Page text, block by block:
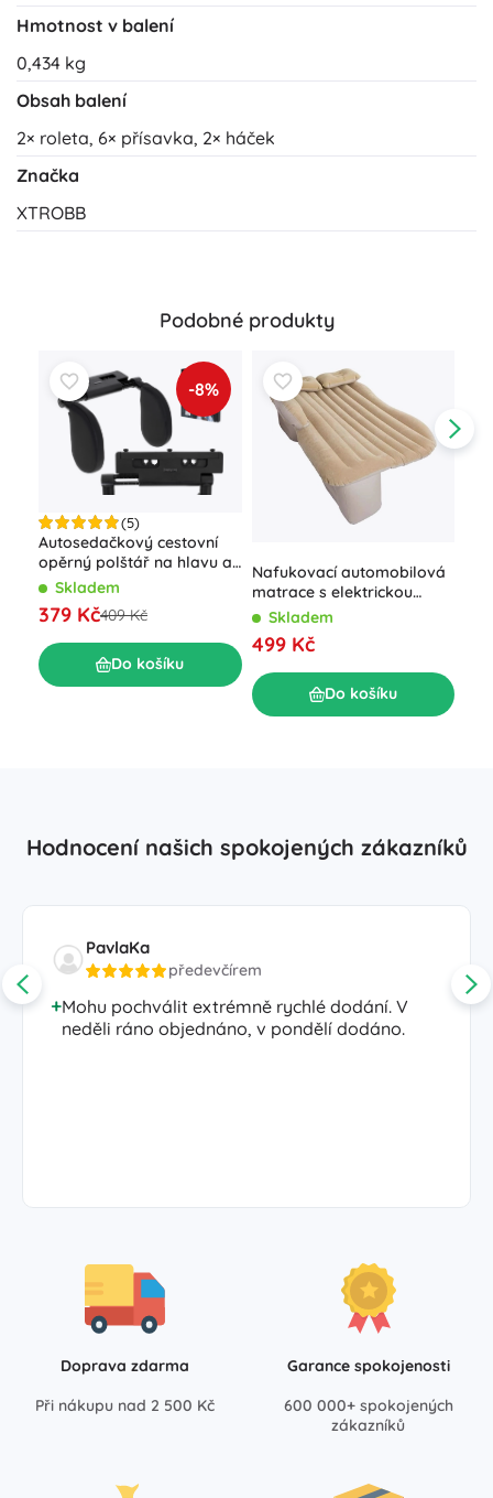
Hmotnost v balení
0,434 kg
Obsah balení
2× roleta, 6× přísavka, 2× háček
Značka
XTROBB
Podobné produkty
-8%
(5)
Autosedačkový cestovní
opěrný polštář na hlavu a
krk, regulovatelný – Černá
Skladem
379 Kč409 Kč
Do košíku
Nafukovací automobilová
matrace s elektrickou
pumpou 130 × 80 cm –
Skladem
499 Kč
Do košíku
Hodnocení našich spokojených zákazníků
PavlaKa
předevčírem
Mohu pochválit extrémně rychlé dodání. V
neděli ráno objednáno, v pondělí dodáno.
Doprava zdarma
Při nákupu nad 2 500 Kč
Garance spokojenosti
600 000+ spokojených
zákazníků